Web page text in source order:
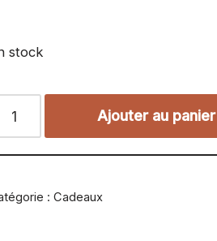
stock
Ajouter au panier
: Cadeaux